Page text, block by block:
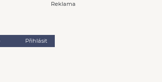
Reklama
Přihlásit